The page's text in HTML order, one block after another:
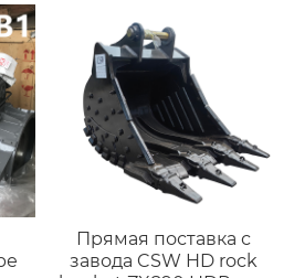
Прямая поставка с
завода CSW HD rock